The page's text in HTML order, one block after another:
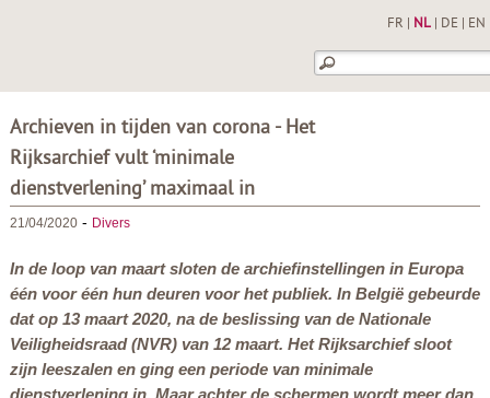
FR NL| DE EN
Archieven in tijden van corona - Het
Rijksarchief vult ‘minimale
dienstverlening’ maximaal in
21/04/2020- Divers
In de loop van maart sloten de archiefinstellingen in Europa
één voor één hun deuren voor het publiek. In België gebeurde
dat op 13 maart 2020, na de beslissing van de Nationale
Veiligheidsraad (NVR) van 12 maart. Het Rijksarchief sloot
zijn leeszalen en ging een periode van minimale
dienstverlening in. Maar achter de schermen wordt meer dan